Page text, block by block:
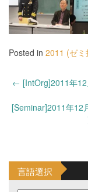
Posted in 2011 (ゼミ
Post
← [IntOrg]2011年
[Seminar]2011年12
言語選択